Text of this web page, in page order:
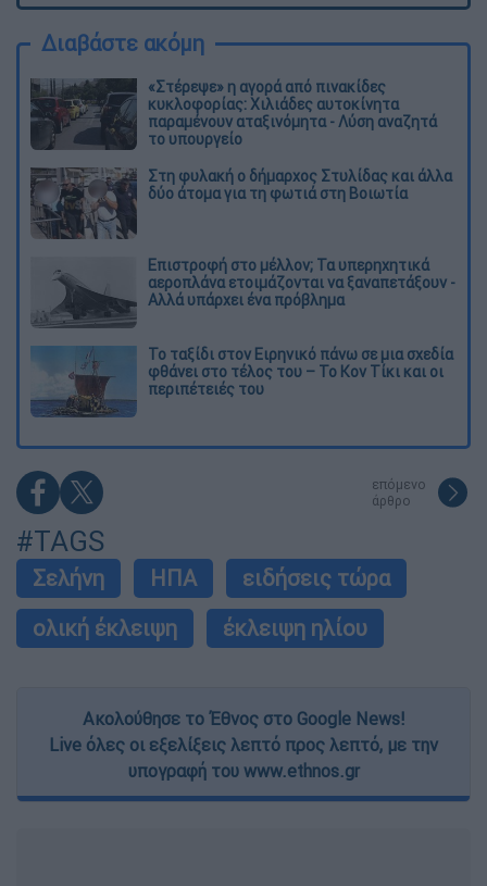
Διαβάστε ακόμη
«Στέρεψε» η αγορά από πινακίδες
κυκλοφορίας: Χιλιάδες αυτοκίνητα
παραμένουν αταξινόμητα - Λύση αναζητά
το υπουργείο
Στη φυλακή ο δήμαρχος Στυλίδας και άλλα
δύο άτομα για τη φωτιά στη Βοιωτία
Επιστροφή στο μέλλον; Τα υπερηχητικά
αεροπλάνα ετοιμάζονται να ξαναπετάξουν -
Αλλά υπάρχει ένα πρόβλημα
Το ταξίδι στον Ειρηνικό πάνω σε μια σχεδία
φθάνει στο τέλος του – Το Κον Τίκι και οι
περιπέτειές του
επόμενο
άρθρο
#TAGS
Σελήνη ΗΠΑ
ειδήσεις τώρα
ολική έκλειψη
έκλειψη ηλίου
Ακολούθησε το Έθνος στο Google News!
Live όλες οι εξελίξεις λεπτό προς λεπτό, με την
υπογραφή του www.ethnos.gr